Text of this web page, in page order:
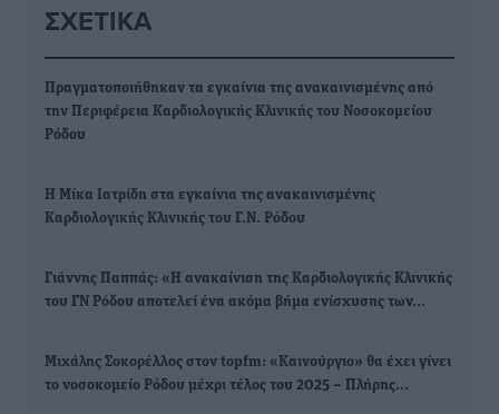
ΣΧΕΤΙΚΆ
Πραγματοποιήθηκαν τα εγκαίνια της ανακαινισμένης από
την Περιφέρεια Καρδιολογικής Κλινικής του Νοσοκομείου
Ρόδου
Η Μίκα Ιατρίδη στα εγκαίνια της ανακαινισμένης
Καρδιολογικής Κλινικής του Γ.Ν. Ρόδου
Γιάννης Παππάς: «Η ανακαίνιση της Καρδιολογικής Κλινικής
του ΓΝ Ρόδου αποτελεί ένα ακόμα βήμα ενίσχυσης των…
Μιχάλης Σοκορέλλος στον topfm: «Καινούργιο» θα έχει γίνει
το νοσοκομείο Ρόδου μέχρι τέλος του 2025 – Πλήρης…